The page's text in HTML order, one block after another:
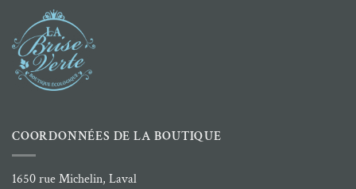
COORDONNÉES DE LA BOUTIQUE
1650 rue Michelin, Laval